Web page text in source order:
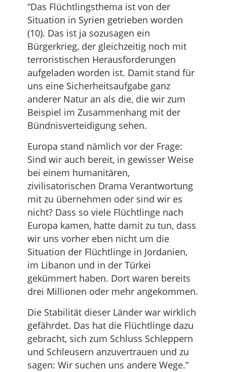
“Das Flüchtlingsthema ist von der
Situation in Syrien getrieben worden
(10). Das ist ja sozusagen ein
Bürgerkrieg, der gleichzeitig noch mit
terroristischen Herausforderungen
aufgeladen worden ist. Damit stand für
uns eine Sicherheitsaufgabe ganz
anderer Natur an als die, die wir zum
Beispiel im Zusammenhang mit der
Bündnisverteidigung sehen.
Europa stand nämlich vor der Frage:
Sind wir auch bereit, in gewisser Weise
bei einem humanitären,
zivilisatorischen Drama Verantwortung
mit zu übernehmen oder sind wir es
nicht? Dass so viele Flüchtlinge nach
Europa kamen, hatte damit zu tun, dass
wir uns vorher eben nicht um die
Situation der Flüchtlinge in Jordanien,
im Libanon und in der Türkei
gekümmert haben. Dort waren bereits
drei Millionen oder mehr angekommen.
Die Stabilität dieser Länder war wirklich
gefährdet. Das hat die Flüchtlinge dazu
gebracht, sich zum Schluss Schleppern
und Schleusern anzuvertrauen und zu
sagen: Wir suchen uns andere Wege.”